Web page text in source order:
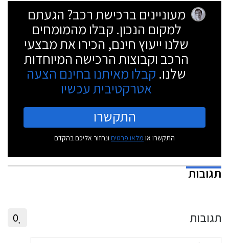
מעוניינים ברכישת רכב? הגעתם
למקום הנכון. קבלו מהמומחים
שלנו ייעוץ חינם, הכירו את מבצעי
הרכב וקבוצות הרכישה המיוחדות
שלנו. קבלו מאיתנו בחינם הצעה
אטרקטיבית עכשיו
התקשרו
התקשרו או מלאו פרטים ונחזור אליכם בהקדם
תגובות
תגובות 0